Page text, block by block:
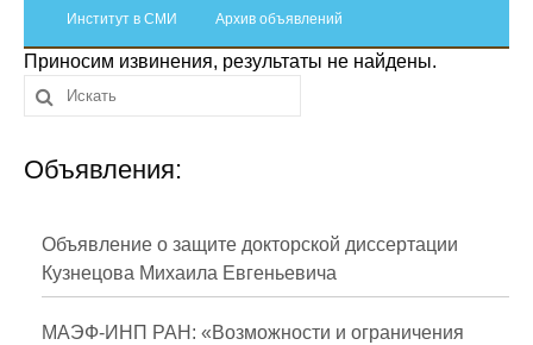
Отчетность
Противодействие коррупции
Материалы для СМИ
Публикации
Научная жизнь
Институт в СМИ Архив объявлений
Приносим извинения, результаты не найдены.
Объявления:
Объявление о защите докторской диссертации
Кузнецова Михаила Евгеньевича
МАЭФ-ИНП РАН: «Возможности и ограничения